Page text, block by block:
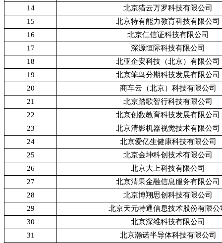
14
北京猎云万罗科技有限公司
15
北京特有能力教育科技有限公司
16
北京仁信证科技有限公司
17
深源恒际科技有限公司
18
北亚企安科技（北京）有限公司
19
北京笨鸟分期科技发展有限公司
20
商车云（北京）科技有限公司
21
北京踏歌智行科技有限公司
22
北京创数教育科技发展有限公司
23
北京清影机器视觉技术有限公司
24
北京爱亿生健康科技有限公司
25
北京金坤科创技术有限公司
26
北京大上科技有限公司
27
北京清果金融信息服务有限公司
28
北京博翔思创科技有限公司
29
北京天元特通信息技术股份有限公
30
北京深维科技有限公司
31
北京瀚诺半导体科技有限公司